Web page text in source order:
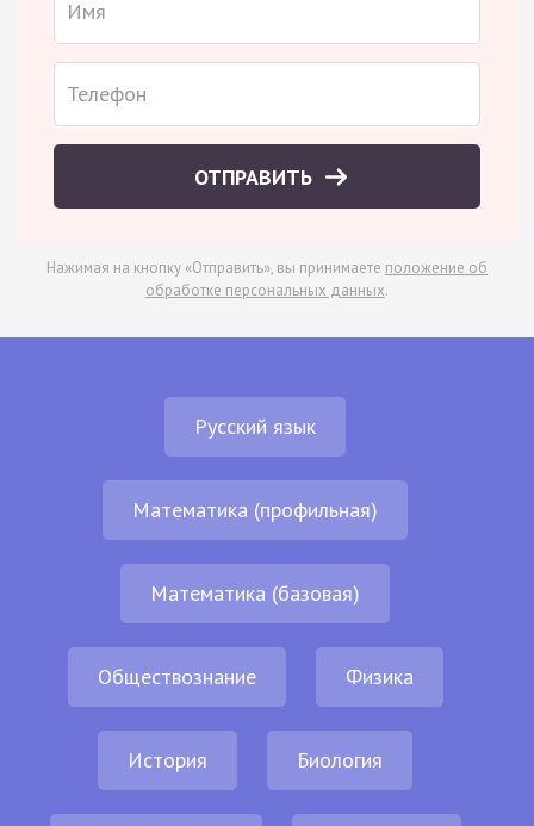
ОТПРАВИТЬ
Нажимая на кнопку «Отправить», вы принимаете положение об
обработке персональных данных.
Русский язык
Математика (профильная)
Математика (базовая)
Обществознание Физика
История Биология